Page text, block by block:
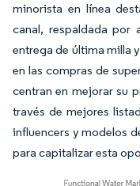
minorista en línea
canal, respaldada por
entrega de última milla
en las compras de
centran en mejorar su
través de mejores
influencers y modelos
para capitalizar esta